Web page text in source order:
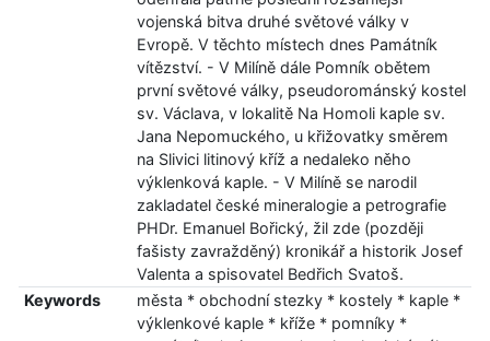
vojenská bitva druhé světové války v
Evropě. V těchto místech dnes Památník
vítězství. - V Milíně dále Pomník obětem
první světové války, pseudorománský kostel
sv. Václava, v lokalitě Na Homoli kaple sv.
Jana Nepomuckého, u křižovatky směrem
na Slivici litinový kříž a nedaleko něho
výklenková kaple. - V Milíně se narodil
zakladatel české mineralogie a petrografie
PHDr. Emanuel Bořický, žil zde (později
fašisty zavražděný) kronikář a historik Josef
Valenta a spisovatel Bedřich Svatoš.
Keywords
města * obchodní stezky * kostely * kaple *
výklenkové kaple * kříže * pomníky *